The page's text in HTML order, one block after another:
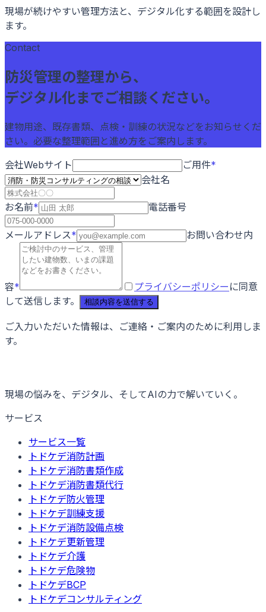
現場が続けやすい管理方法と、デジタル化する範囲を設計し
ます。
Contact
防災管理の整理から、
デジタル化までご相談ください。
建物用途、既存書類、点検・訓練の状況などをお知らせくだ
さい。必要な整理範囲と進め方をご案内します。
会社Webサイト
ご用件*
会社名
お名前* 電話番号
メールアドレス* お問い合わせ内
容* プライバシーポリシー に同意
して送信します。
相談内容を送信する
ご入力いただいた情報は、ご連絡・ご案内のために利用しま
す。
現場の悩みを、デジタル、そしてAIの力で解いていく。
サービス
サービス一覧
トドケデ消防計画
トドケデ消防書類作成
トドケデ消防書類代行
トドケデ防火管理
トドケデ訓練支援
トドケデ消防設備点検
トドケデ更新管理
トドケデ介護
トドケデ危険物
トドケデBCP
トドケデコンサルティング